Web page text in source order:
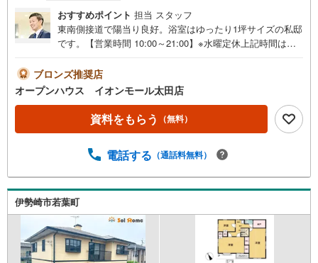
おすすめポイント 担当 スタッフ
東南側接道で陽当り良好。浴室はゆったり1坪サイズの私邸
です。【営業時間 10:00～21:00】※水曜定休上記時間はお
ください！現地を見学される場合は「室内・現地を見学す
る（無料）」ボタンよりご希望の日時をご記入いただけま
すとスムーズにご案内が可能です。◎現地のご案内につい
て・平日や夜遅い時間帯もご案内が可能 ※定休日を除く・
経験豊富なスタッフが物件詳細を丁寧にご説明いたしま
ます。・チャイルドシートのご用意ございます。◎個別FP
歓迎です！年間8000棟以上の限定物件を発表しているオー
プンハウスだから出会える物件が多数ございます。ぜひお
気軽にご連絡・ご相談ください！※限定物件:当社のみ、も
しくは当社を含めた数社でのみご紹介可能なオープンハウ
ス・ディベロップメントの物件
ブロンズ推奨店
オープンハウス イオンモール太田店
資料をもらう （無料）
電話する （通話料無料）
伊勢崎市若葉町